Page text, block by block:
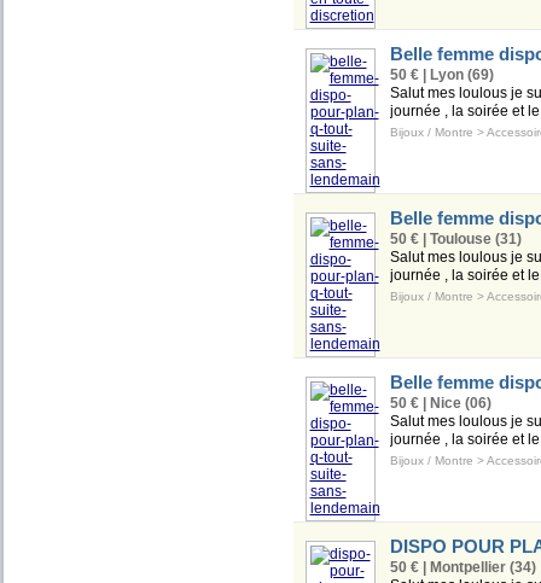
Belle femme
50 € | Lyon (69)
Salut mes loulous je
journée , la soirée et
Bijoux / Montre >
Belle femme
50 € | Toulouse (31)
Salut mes loulous je
journée , la soirée et
Bijoux / Montre >
Belle femme
50 € | Nice (06)
Salut mes loulous je
journée , la soirée et
Bijoux / Montre >
DISPO POUR
50 € | Montpellier (34)